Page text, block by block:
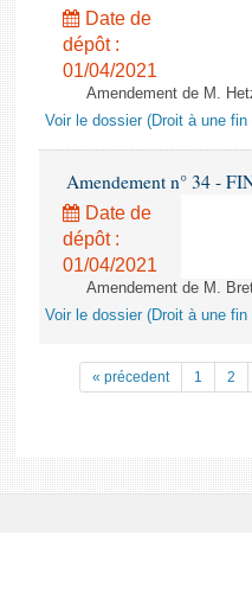
Date de
dépôt :
01/04/2021
Amendement de M.
Voir le dossier (Droit à une
Amendement n° 34 -
Date de
dépôt :
01/04/2021
Amendement de M.
Voir le dossier (Droit à une
« précedent 1 2